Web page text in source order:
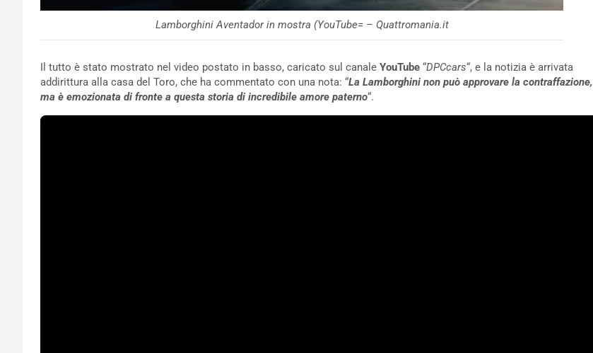
Lamborghini Aventador in mostra (YouTube= – Quattromania.it
Il tutto è stato mostrato nel video postato in basso, caricato sul canale YouTube “DPCcars“, e la notizia è arrivata
addirittura alla casa del Toro, che ha commentato con una nota: “La Lamborghini non può approvare la contraffazione,
ma è emozionata di fronte a questa storia di incredibile amore paterno“.